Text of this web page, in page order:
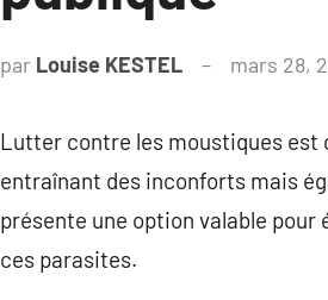
par Louise KESTEL mars 28,
Lutter contre les moustiques est
entraînant des inconforts mais
présente une option valable
ces parasites.